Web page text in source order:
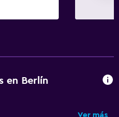
en Berlín
Ver más